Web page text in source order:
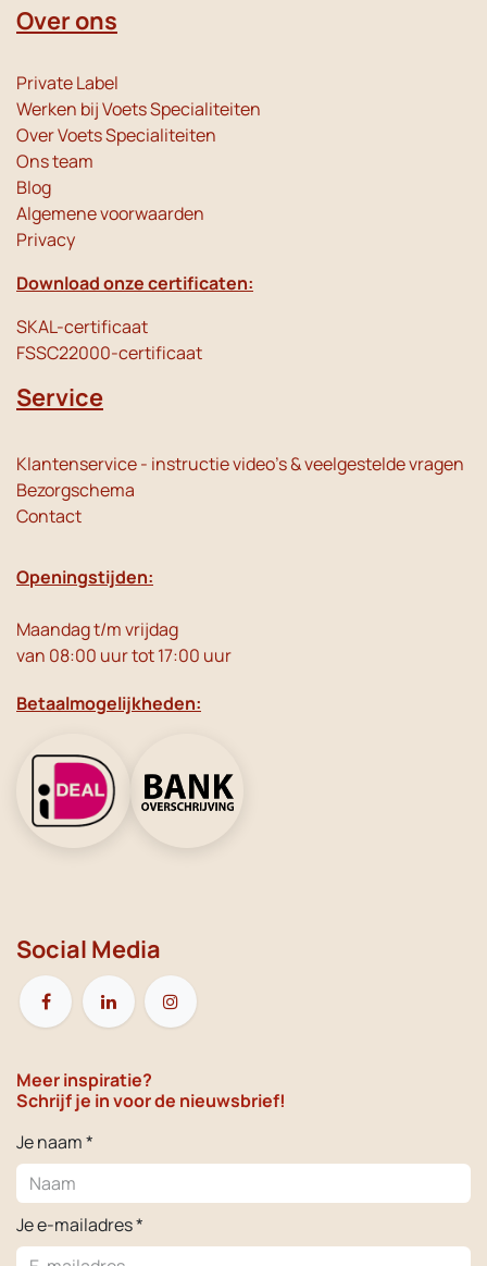
Over ons
Private Label
Werken bij Voets Specialiteiten
Over Voets Specialiteiten
Ons team
Blog
Algemene voorwaarden
Privacy
Download onze certificaten:
SKAL-certificaat
FSSC22000-certificaat
Service
Klantenservice - instructie video's & veelgestelde vragen
Bezorgschema
Contact
Openingstijden:
Maandag t/m vrijdag
van 08:00 uur tot 17:00 uur
Betaalmogelijkheden:
Social Media
Meer inspiratie?
Schrijf je in voor de nieuwsbrief!
Je naam *
Je e-mailadres *